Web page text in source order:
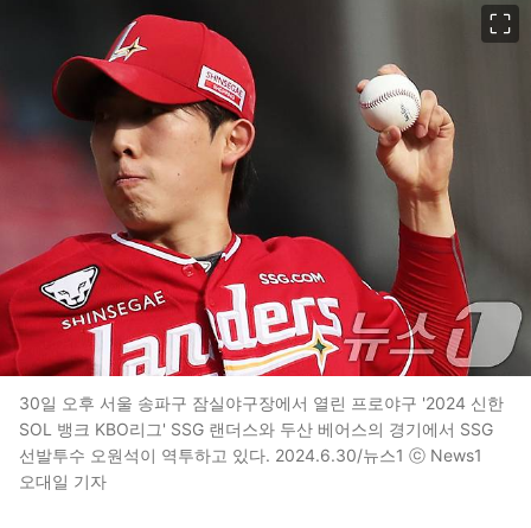
30일 오후 서울 송파구 잠실야구장에서 열린 프로야구 '2024 신한
SOL 뱅크 KBO리그' SSG 랜더스와 두산 베어스의 경기에서 SSG
선발투수 오원석이 역투하고 있다. 2024.6.30/뉴스1 ⓒ News1
오대일 기자